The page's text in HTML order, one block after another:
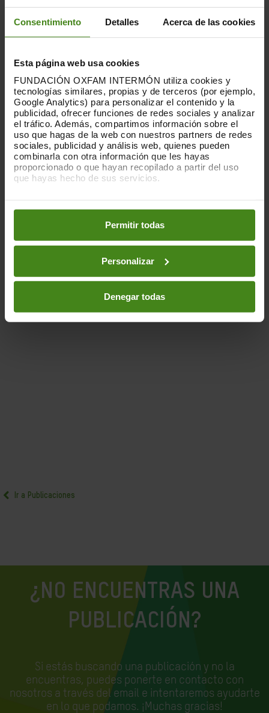
Consentimiento Detalles Acerca de las cookies
Esta página web usa cookies
FUNDACIÓN OXFAM INTERMÓN utiliza cookies y
tecnologías similares, propias y de terceros (por ejemplo,
Google Analytics) para personalizar el contenido y la
publicidad, ofrecer funciones de redes sociales y analizar
el tráfico. Además, compartimos información sobre el
uso que hagas de la web con nuestros partners de redes
sociales, publicidad y análisis web, quienes pueden
combinarla con otra información que les hayas
proporcionado o que hayan recopilado a partir del uso
que hayas hecho de sus servicios.
preferencias accediendo a nuestraPolítica de Cookieso
en los botones facilitados a continuación:
Permitir todas
Personalizar
Denegar todas
04.11.2025
Financiación climática justa ¿Cómo
cumple España con sus
compromisos?
Bajo el marco del Acuerdo de París,
España tiene un compromiso ineludible
para proporcionar financiación hacia los
Desplazamiento- Migraciones y Refugiados-
Financiación para el desarrollo
Ir a Publicaciones
¿NO ENCUENTRAS UNA
PUBLICACIÓN?
Si estás buscando una publicación y no la
encuentras, puedes ponerte en contacto con
nosotros a través del email e intentaremos ayudarte
en lo que podamos. ¡Muchas gracias!